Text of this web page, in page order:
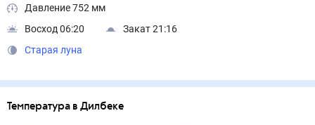
Давление 752 мм
Восход 06:20
Закат 21:16
Старая луна
Температура в Дилбеке